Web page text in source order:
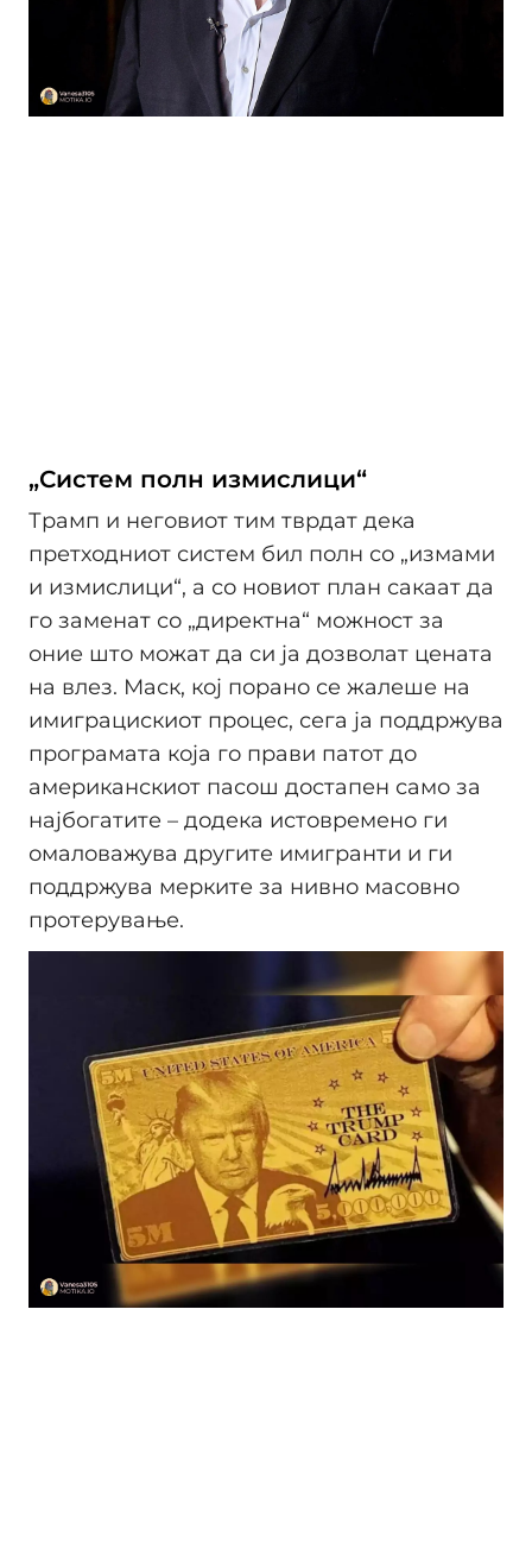
„Систем полн измислици“
Трамп и неговиот тим тврдат дека
претходниот систем бил полн со „измами
и измислици“, а со новиот план сакаат да
го заменат со „директна“ можност за
оние што можат да си ја дозволат цената
на влез. Маск, кој порано се жалеше на
имиграцискиот процес, сега ја поддржува
програмата која го прави патот до
американскиот пасош достапен само за
најбогатите – додека истовремено ги
омаловажува другите имигранти и ги
поддржува мерките за нивно масовно
протерување.